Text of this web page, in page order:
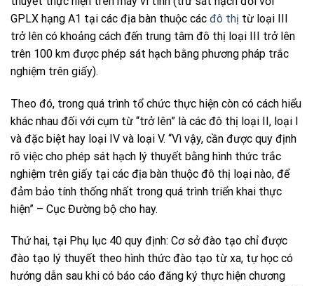
GPLX hạng A1 tại các địa bàn thuộc các đô thị từ loại III
trở lên có khoảng cách đến trung tâm đô thị loại III trở lên
trên 100 km được phép sát hạch bằng phương pháp trắc
nghiệm trên giấy).
Theo đó, trong quá trình tổ chức thực hiện còn có cách hiểu
khác nhau đối với cụm từ “trở lên” là các đô thị loại II, loại I
và đặc biệt hay loại IV và loại V. “Vì vậy, cần được quy định
rõ việc cho phép sát hạch lý thuyết bằng hình thức trắc
nghiệm trên giấy tại các địa bàn thuộc đô thị loại nào, để
đảm bảo tính thống nhất trong quá trình triển khai thực
hiện” – Cục Đường bộ cho hay.
Thứ hai, tại Phụ lục 40 quy định: Cơ sở đào tạo chỉ được
đào tạo lý thuyết theo hình thức đào tạo từ xa, tự học có
hướng dẫn sau khi có báo cáo đăng ký thực hiện chương